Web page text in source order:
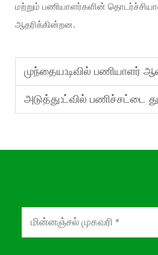
மற்றும் பணியாளர்களின்
ஆதரிக்கின்றன.
முந்தைய:டிவில் பணியாளர் ஆடைத்
அடுத்து:ட்வில் பணிச்சட்டை